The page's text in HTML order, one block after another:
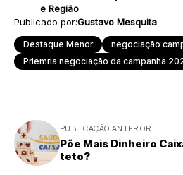
e Região
Publicado por:Gustavo Mesquita
Destaque Menor
negociação
Priemria negociação da campanha
PUBLICAÇÃO ANTERIOR
Põe Mais Dinheiro
teto?